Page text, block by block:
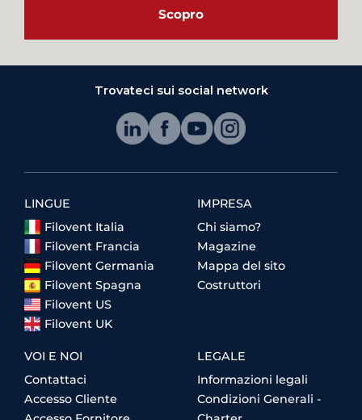
Scopro
Trovateci sui social network
LINGUE
Filovent Italia
Filovent Francia
Filovent Germania
Filovent Spagna
Filovent US
Filovent UK
IMPRESA
Chi siamo?
Magazine
Mappa del sito
Costruttori
VOI E NOI
Contattaci
Accesso Cliente
LEGALE
Informazioni legali
Condizioni Generali -